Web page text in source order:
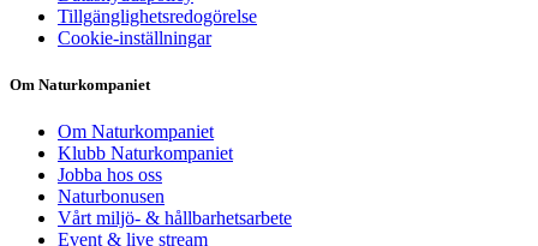
Tillgänglighetsredogörelse
Cookie-inställningar
Om Naturkompaniet
Om Naturkompaniet
Klubb Naturkompaniet
Jobba hos oss
Naturbonusen
Vårt miljö- & hållbarhetsarbete
Event & live stream